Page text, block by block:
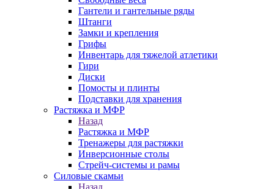
Гантели и гантельные ряды
Штанги
Замки и крепления
Грифы
Инвентарь для тяжелой атлетики
Гири
Диски
Помосты и плинты
Подставки для хранения
Растяжка и МФР
Назад
Растяжка и МФР
Тренажеры для растяжки
Инверсионные столы
Стрейч-системы и рамы
Силовые скамьи
Назад